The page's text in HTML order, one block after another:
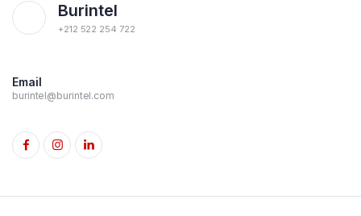
Burintel
+212 522 254 722
Email
burintel@burintel.com